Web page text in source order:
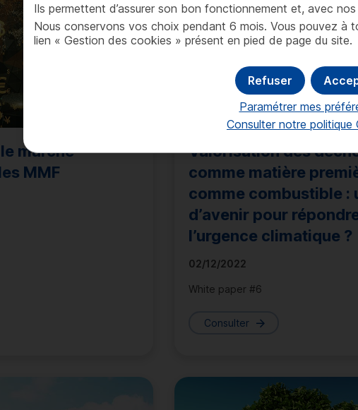
marché
MMF
Valorisation des
comme matière
comme combustible :
d’avenir pour
l’urgence climatique ?
02/12/2022
White paper #6
Consulter
Ils permettent d’assurer son bon fonctionnement et, avec nos
Nous conservons vos choix pendant 6 mois. Vous pouvez à
lien « Gestion des cookies » présent en pied de page du site.
Refuser
Paramétrer mes
Consulter notre politique